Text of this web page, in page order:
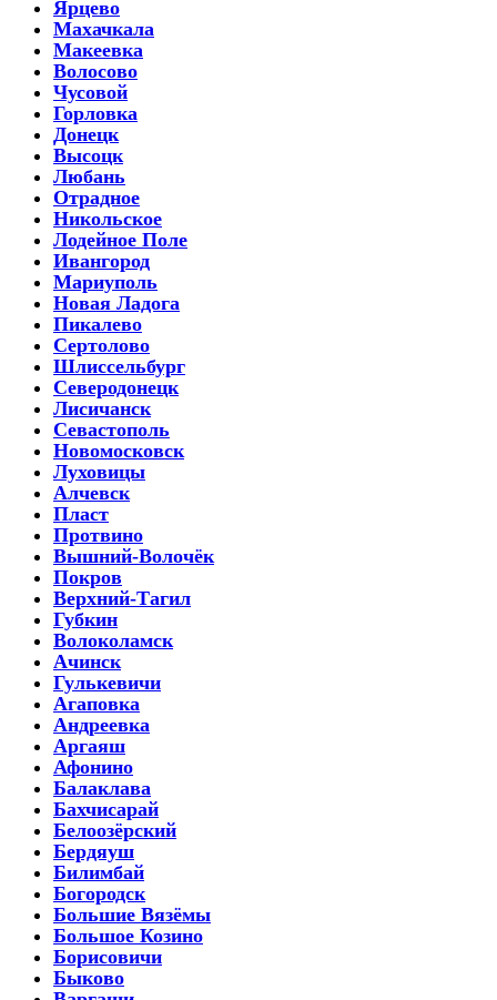
Ярцево
Махачкала
Макеевка
Волосово
Чусовой
Горловка
Донецк
Высоцк
Любань
Отрадное
Никольское
Лодейное Поле
Ивангород
Мариуполь
Новая Ладога
Пикалево
Сертолово
Шлиссельбург
Северодонецк
Лисичанск
Севастополь
Новомосковск
Луховицы
Алчевск
Пласт
Протвино
Вышний-Волочёк
Покров
Верхний-Тагил
Губкин
Волоколамск
Ачинск
Гулькевичи
Агаповка
Андреевка
Аргаяш
Афонино
Балаклава
Бахчисарай
Белоозёрский
Бердяуш
Билимбай
Богородск
Большие Вязёмы
Большое Козино
Борисовичи
Быково